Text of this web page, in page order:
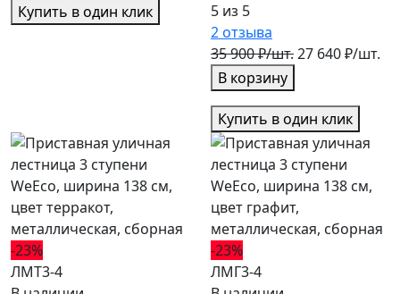
Купить в один клик
5 из 5
2отзыва
35 900 ₽/шт.27 640 ₽/шт.
В корзину
Купить в один клик
-23%
ЛМТ3-4
-23%
ЛМГ3-4